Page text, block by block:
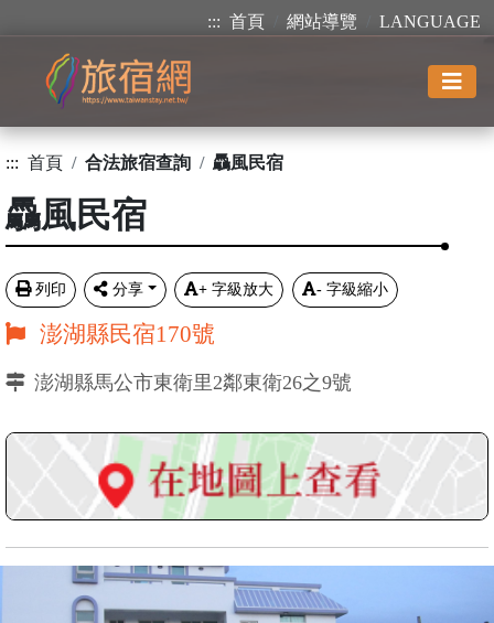
::: 首頁 網站導覽 LANGUAGE
::: 首頁 合法旅宿查詢 驫風民宿
驫風民宿
列印 分享 + 字級放大 - 字級縮小
澎湖縣民宿170號
澎湖縣馬公市東衛里2鄰東衛26之9號